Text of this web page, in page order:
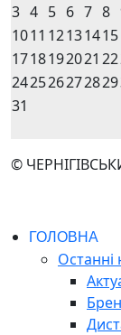
3 4 5 6 7 8
1011 12131415
1718192021 22
242526272829
31
©
ГОЛОВНА
Останні